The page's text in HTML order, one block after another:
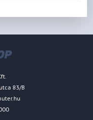
83/B